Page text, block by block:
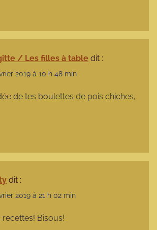
/ Les filles à table dit :
2019 à 10 h 48 min
de tes boulettes de pois chiches,
dit :
2019 à 21 h 02 min
recettes! Bisous!